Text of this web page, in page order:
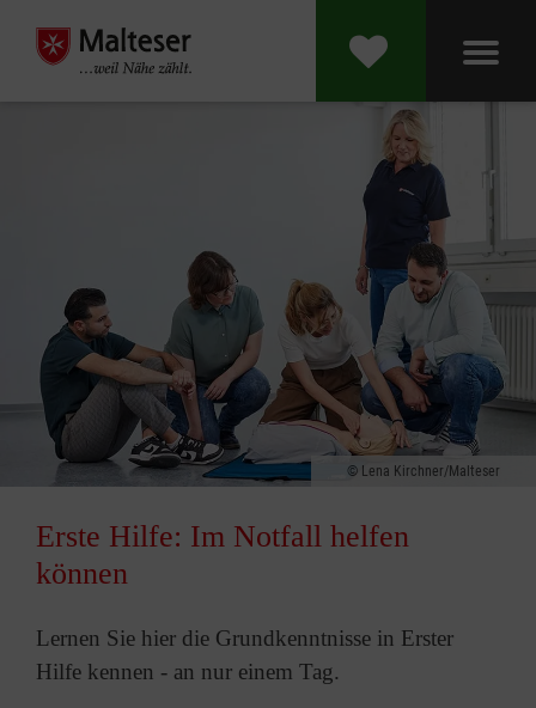
Lena Kirchner/Malteser
Erste Hilfe: Im Notfall helfen
können
Lernen Sie hier die Grundkenntnisse in Erster
Hilfe kennen - an nur einem Tag.